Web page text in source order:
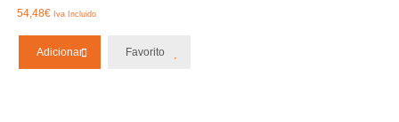
54,48€ Iva Incluido
Adicionar Favorito